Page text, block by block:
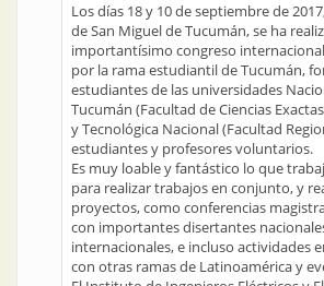
Los días 18 y 10 de septiembre de
de San Miguel de Tucumán, se ha
importantísimo congreso
por la rama estudiantil de Tucumán,
estudiantes de las universidades
Tucumán (Facultad de Ciencias
y Tecnológica Nacional (Facultad
estudiantes y profesores voluntarios.
Es muy loable y fantástico lo que
para realizar trabajos en conjunto, y
proyectos, como conferencias
con importantes disertantes
internacionales, e incluso actividades
con otras ramas de Latinoamérica y